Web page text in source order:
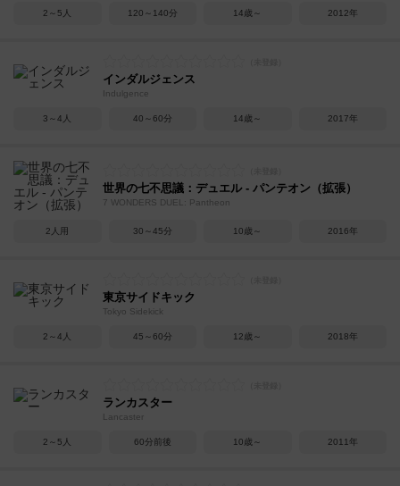
2～5人 120～140分 14歳～ 2012年
インダルジェンス
Indulgence
3～4人 40～60分 14歳～ 2017年
世界の七不思議：デュエル - パンテオン（拡張）
7 WONDERS DUEL: Pantheon
2人用 30～45分 10歳～ 2016年
東京サイドキック
Tokyo Sidekick
2～4人 45～60分 12歳～ 2018年
ランカスター
Lancaster
2～5人 60分前後 10歳～ 2011年